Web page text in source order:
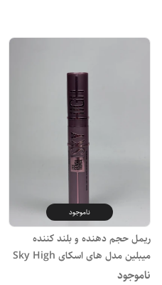
ناموجود
ریمل حجم دهنده و بلند کننده
میبلین مدل های اسکای Sky High
ناموجود